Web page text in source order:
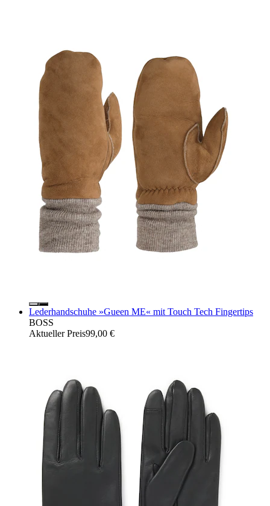
Lederhandschuhe »Gueen ME« mit Touch Tech Fingertips
BOSS
Aktueller Preis99,00 €